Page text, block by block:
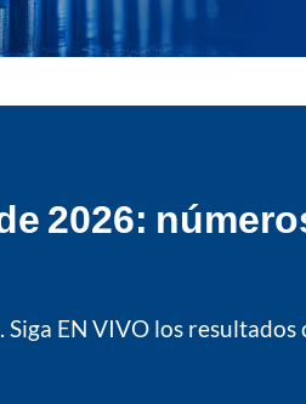
2026:
EN VIVO los